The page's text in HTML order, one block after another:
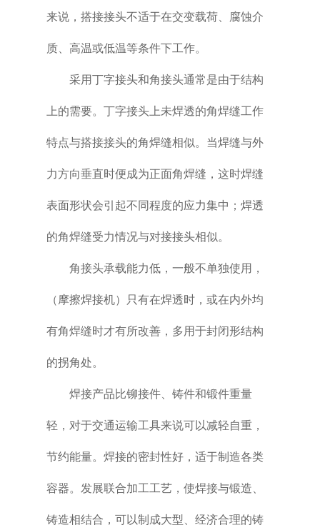
来说，搭接接头不适于在交变载荷、腐蚀介
质、高温或低温等条件下工作。
采用丁字接头和角接头通常是由于结构
上的需要。丁字接头上未焊透的角焊缝工作
特点与搭接接头的角焊缝相似。当焊缝与外
力方向垂直时便成为正面角焊缝，这时焊缝
表面形状会引起不同程度的应力集中；焊透
的角焊缝受力情况与对接接头相似。
角接头承载能力低，一般不单独使用，
（摩擦焊接机）只有在焊透时，或在内外均
有角焊缝时才有所改善，多用于封闭形结构
的拐角处。
焊接产品比铆接件、铸件和锻件重量
轻，对于交通运输工具来说可以减轻自重，
节约能量。焊接的密封性好，适于制造各类
容器。发展联合加工工艺，使焊接与锻造、
铸造相结合，可以制成大型、经济合理的铸